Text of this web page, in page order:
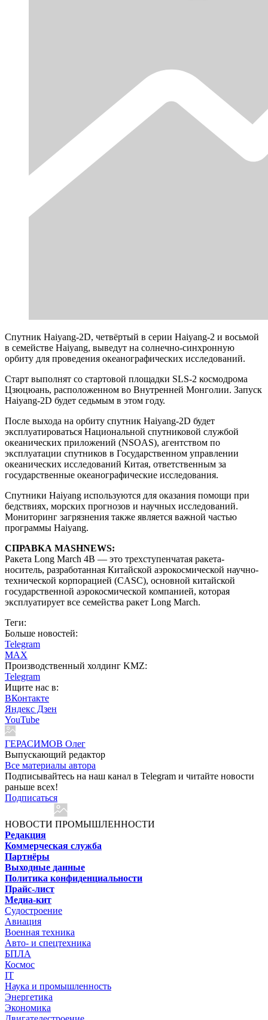
Спутник Haiyang-2D, четвёртый в серии Haiyang-2 и восьмой
в семействе Haiyang, выведут на солнечно-синхронную
орбиту для проведения океанографических исследований.
Старт выполнят со стартовой площадки SLS-2 космодрома
Цзюцюань, расположенном во Внутренней Монголии. Запуск
Haiyang-2D будет седьмым в этом году.
После выхода на орбиту спутник Haiyang-2D будет
эксплуатироваться Национальной спутниковой службой
океанических приложений (NSOAS), агентством по
эксплуатации спутников в Государственном управлении
океанических исследований Китая, ответственным за
государственные океанографические исследования.
Спутники Haiyang используются для оказания помощи при
бедствиях, морских прогнозов и научных исследований.
Мониторинг загрязнения также является важной частью
программы Haiyang.
СПРАВКА MASHNEWS:
Ракета Long March 4B — это трехступенчатая ракета-
носитель, разработанная Китайской аэрокосмической научно-
технической корпорацией (CASC), основной китайской
государственной аэрокосмической компанией, которая
эксплуатирует все семейства ракет Long March.
Теги:
Больше новостей:
Telegram
MAX
Производственный холдинг KMZ:
Telegram
Ищите нас в:
ВКонтакте
Яндекс Дзен
YouTube
ГЕРАСИМОВ Олег
Выпускающий редактор
Все материалы автора
Подписывайтесь на наш канал в Telegram и читайте новости
раньше всех!
Подписаться
НОВОСТИ ПРОМЫШЛЕННОСТИ
Редакция
Коммерческая служба
Партнёры
Выходные данные
Политика конфиденциальности
Прайс-лист
Медиа-кит
Судостроение
Авиация
Военная техника
Авто- и спецтехника
БПЛА
Космос
IT
Наука и промышленность
Энергетика
Экономика